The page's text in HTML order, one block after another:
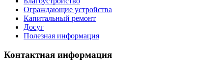
Ограждающие устройства
Капитальный ремонт
Досуг
Полезная информация
Контактная информация